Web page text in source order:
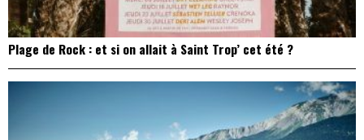
Plage de Rock : et si on allait à Saint Trop’ cet été ?